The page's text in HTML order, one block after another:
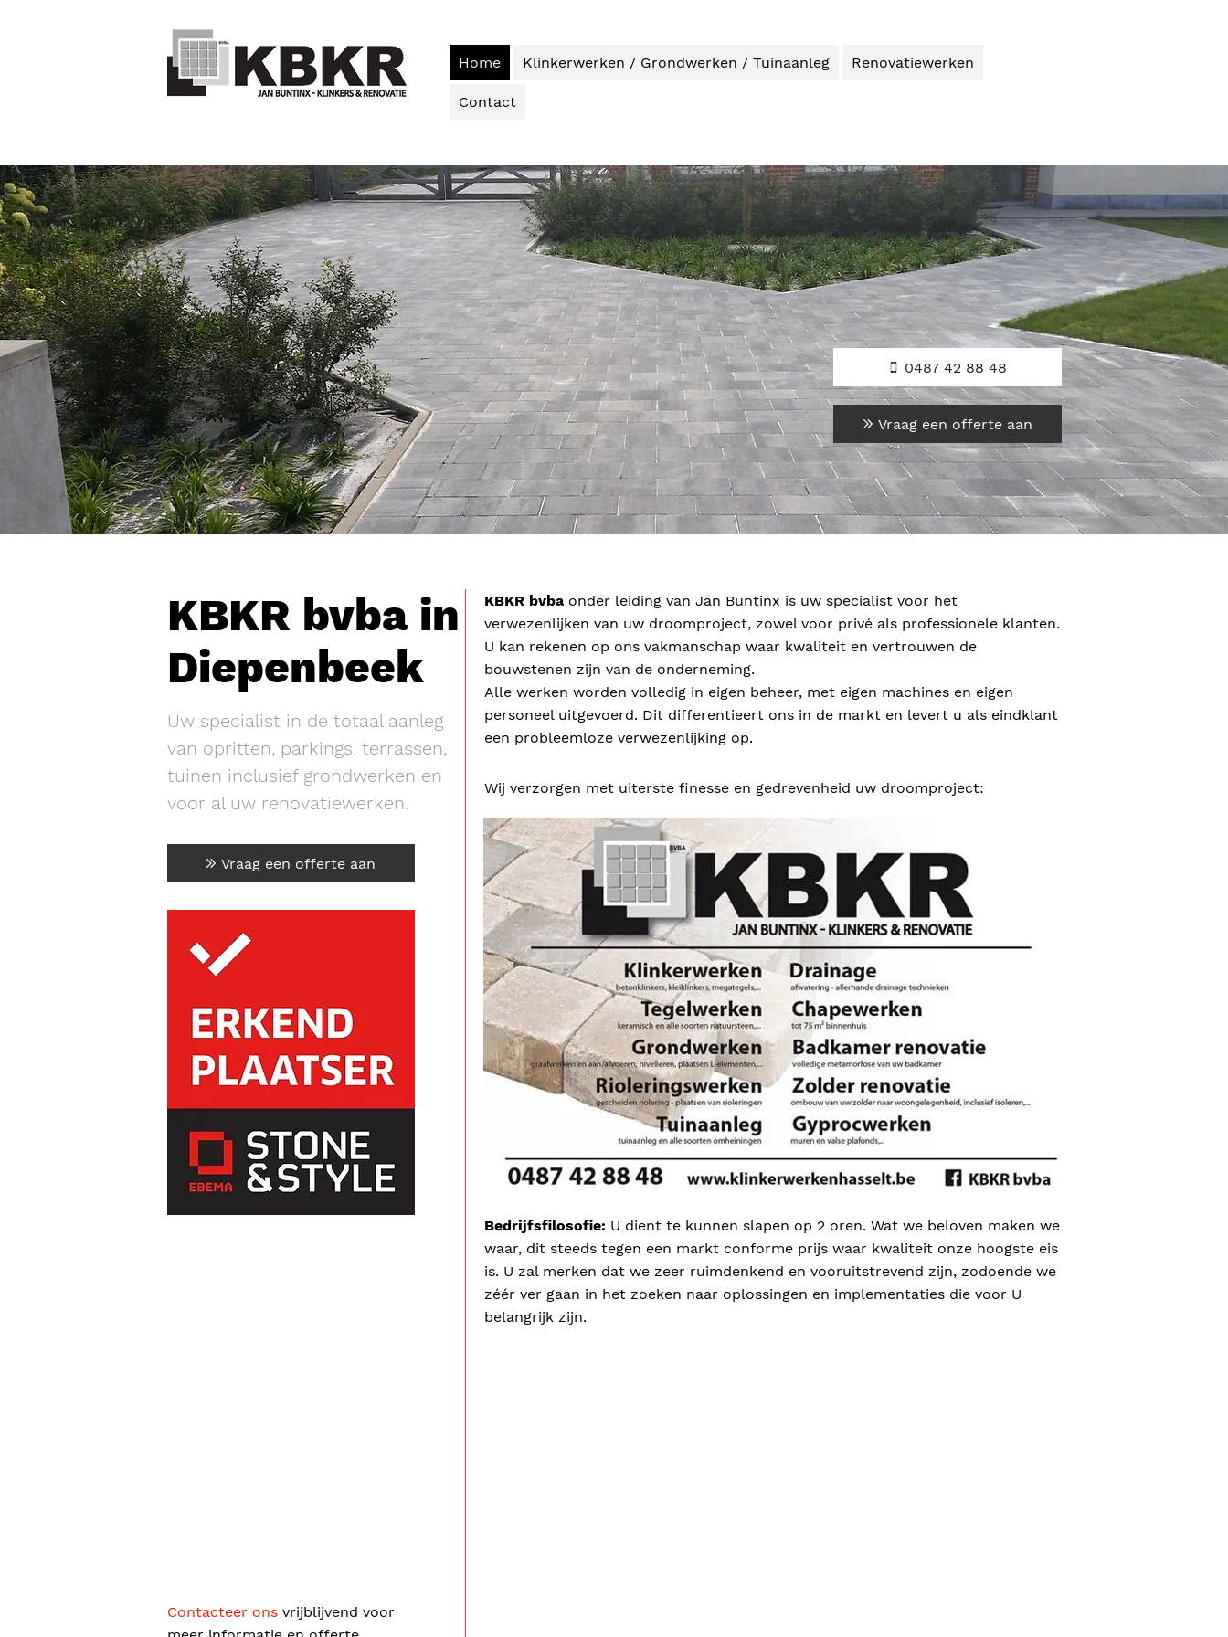
Home Klinkerwerken / Grondwerken / Tuinaanleg Renovatiewerken
Contact
0487 42 88 48
Vraag een offerte aan
KBKR bvba in
Diepenbeek
Uw specialist in de totaal aanleg
van opritten, parkings, terrassen,
tuinen inclusief grondwerken en
voor al uw renovatiewerken.
Vraag een offerte aan
Contacteer ons vrijblijvend voor
KBKR bvba onder leiding van Jan Buntinx is uw specialist voor het
verwezenlijken van uw droomproject, zowel voor privé als professionele klanten.
U kan rekenen op ons vakmanschap waar kwaliteit en vertrouwen de
bouwstenen zijn van de onderneming.
Alle werken worden volledig in eigen beheer, met eigen machines en eigen
personeel uitgevoerd. Dit differentieert ons in de markt en levert u als eindklant
een probleemloze verwezenlijking op.
Wij verzorgen met uiterste finesse en gedrevenheid uw droomproject:
Bedrijfsfilosofie: U dient te kunnen slapen op 2 oren. Wat we beloven maken we
waar, dit steeds tegen een markt conforme prijs waar kwaliteit onze hoogste eis
is. U zal merken dat we zeer ruimdenkend en vooruitstrevend zijn, zodoende we
zéér ver gaan in het zoeken naar oplossingen en implementaties die voor U
belangrijk zijn.